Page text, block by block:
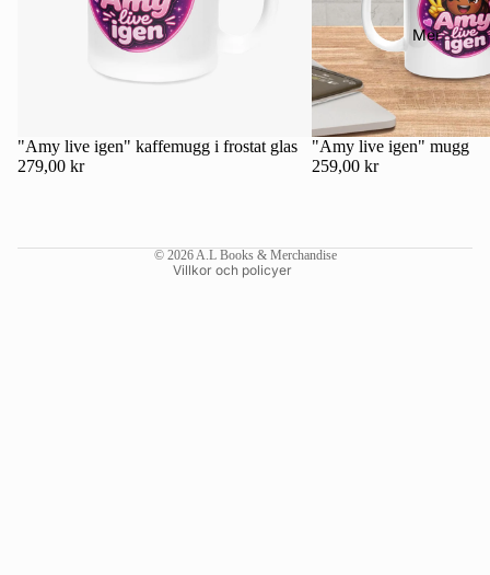
Mer
"Amy live igen" kaffemugg i frostat glas
279,00 kr
"Amy live igen" mugg
259,00 kr
© 2026A.L Books & Merchandise
Villkor och policyer
Integritetspolicy
Återbetalningspolicy